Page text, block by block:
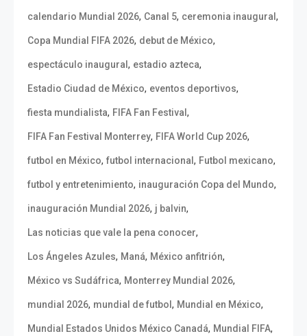
calendario Mundial 2026, Canal 5, ceremonia inaugural ,
Copa Mundial FIFA 2026, debut de México,
espectáculo inaugural , estadio azteca,
Estadio Ciudad de México, eventos deportivos,
fiesta mundialista, FIFA Fan Festival ,
FIFA Fan Festival Monterrey, FIFA World Cup 2026,
futbol en México, futbol internacional , Futbol mexicano,
futbol y entretenimiento, inauguración Copa del Mundo,
inauguración Mundial 2026, j balvin,
Las noticias que vale la pena conocer,
Los Ángeles Azules, Maná, México anfitrión,
México vs Sudáfrica, Monterrey Mundial 2026,
mundial 2026, mundial de futbol , Mundial en México,
Mundial Estados Unidos México Canadá, Mundial FIFA,